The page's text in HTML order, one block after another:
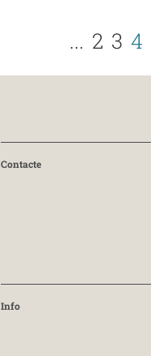
... 2 3 4
Contacte
Info